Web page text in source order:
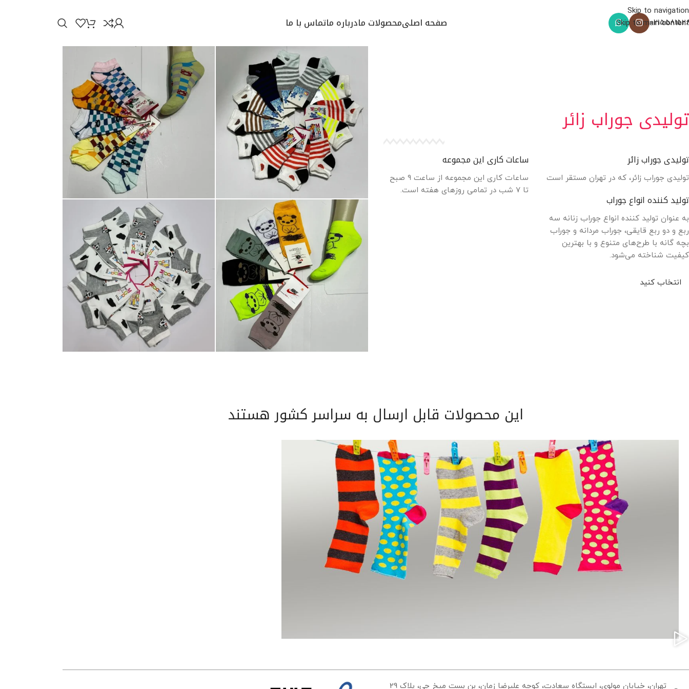
Skip to navigation
Skip to main content
صفحه اصلیمحصولات مادرباره ماتماس با ما
تولیدی جوراب زائر
تولیدی جوراب زائر
تولیدی جوراب زائر، که در تهران مستقر است
تولید کننده انواع جوراب
به عنوان تولید کننده انواع جوراب زنانه سه
ربع و دو ربع قایقی، جوراب مردانه و جوراب
بچه گانه با طرح‌های متنوع و با بهترین
کیفیت شناخته می‌شود.
ساعات کاری این مجموعه
ساعات کاری این مجموعه از ساعت ۹ صبح
تا ۷ شب در تمامی روزهای هفته است.
انتخاب کنید
این محصولات قابل ارسال به سراسر کشور هستند
تهران، خیابان مولوی، ایستگاه سعادت، کوچه علیرضا زمان، بن بست میخ چی، پلاک 29